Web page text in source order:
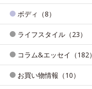
ボディ（8）
ライフスタイル（23）
コラム&エッセイ（182）
お買い物情報（10）